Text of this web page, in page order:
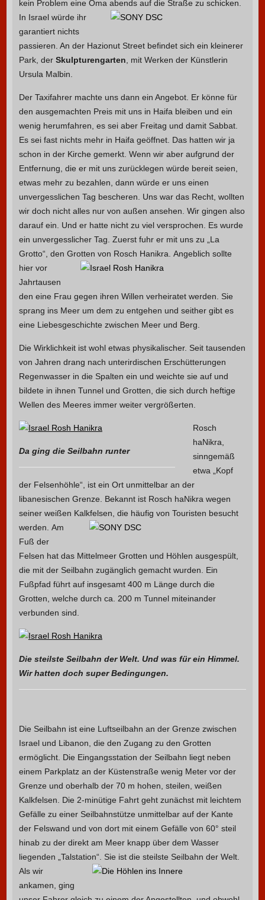
kein Problem eine Oma abends auf die Straße zu schicken.
In Israel würde ihr
garantiert nichts
passieren. An der Hazionut Street befindet sich ein kleinerer
Park, der Skulpturengarten , mit Werken der Künstlerin
Ursula Malbin.
Der Taxifahrer machte uns dann ein Angebot. Er könne für
den ausgemachten Preis mit uns in Haifa bleiben und ein
wenig herumfahren, es sei aber Freitag und damit Sabbat.
Es sei fast nichts mehr in Haifa geöffnet. Das hatten wir ja
schon in der Kirche gemerkt. Wenn wir aber aufgrund der
Entfernung, die er mit uns zurücklegen würde bereit seien,
etwas mehr zu bezahlen, dann würde er uns einen
unvergesslichen Tag bescheren. Uns war das Recht, wollten
wir doch nicht alles nur von außen ansehen. Wir gingen also
darauf ein. Und er hatte nicht zu viel versprochen. Es wurde
ein unvergesslicher Tag. Zuerst fuhr er mit uns zu „La
Grotto“, den Grotten von Rosch Hanikra. Angeblich sollte
hier vor
Jahrtausen
den eine Frau gegen ihren Willen verheiratet werden. Sie
sprang ins Meer um dem zu entgehen und seither gibt es
eine Liebesgeschichte zwischen Meer und Berg.
Die Wirklichkeit ist wohl etwas physikalischer. Seit tausenden
von Jahren drang nach unterirdischen Erschütterungen
Regenwasser in die Spalten ein und weichte sie auf und
bildete in ihnen Tunnel und Grotten, die sich durch heftige
Wellen des Meeres immer weiter vergrößerten.
Da ging die Seilbahn runter
Rosch
haNikra,
sinngemäß
etwa „Kopf
der Felsenhöhle“, ist ein Ort unmittelbar an der
libanesischen Grenze. Bekannt ist Rosch haNikra wegen
seiner weißen Kalkfelsen, die häufig von Touristen besucht
werden. Am
Fuß der
Felsen hat das Mittelmeer Grotten und Höhlen ausgespült,
die mit der Seilbahn zugänglich gemacht wurden. Ein
Fußpfad führt auf insgesamt 400 m Länge durch die
Grotten, welche durch ca. 200 m Tunnel miteinander
verbunden sind.
Die steilste Seilbahn der Welt. Und was für ein Himmel.
Wir hatten doch super Bedingungen.
Die Seilbahn ist eine Luftseilbahn an der Grenze zwischen
Israel und Libanon, die den Zugang zu den Grotten
ermöglicht. Die Eingangsstation der Seilbahn liegt neben
einem Parkplatz an der Küstenstraße wenig Meter vor der
Grenze und oberhalb der 70 m hohen, steilen, weißen
Kalkfelsen. Die 2-minütige Fahrt geht zunächst mit leichtem
Gefälle zu einer Seilbahnstütze unmittelbar auf der Kante
der Felswand und von dort mit einem Gefälle von 60° steil
hinab zu der direkt am Meer knapp über dem Wasser
liegenden „Talstation“. Sie ist die steilste Seilbahn der Welt.
Als wir
ankamen, ging